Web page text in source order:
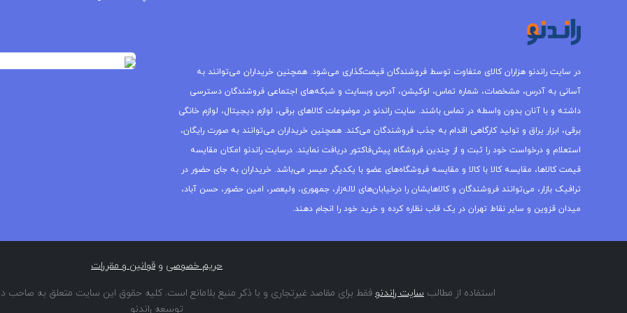
در سایت راندنو هزاران کالای متفاوت توسط فروشندگان قیمت‌گذاری می‌شود. همچنین خریداران می‌توانند به
آسانی به آدرس، مشخصات، شماره تماس، لوکیشن، آدرس وبسایت و شبکه‌های اجتماعی فروشندگان دسترسی
داشته و با آنان بدون واسطه در تماس باشند. سایت راندنو در موضوعات کالاهای برقی، لوازم دیجیتال، لوازم خانگی
برقی، ابزار یراق و تولید کارگاهی اقدام به جذب فروشندگان می‌کند. همچنین خریداران می‌توانند به صورت رایگان،
استعلام و درخواست خود را ثبت و از چندین فروشگاه پیش‌فاکتور دریافت نمایند. درسایت راندنو امکان مقایسه
قیمت کالاها، مقایسه کالا با کالا و مقایسه فروشگاه‌های عضو با یکدیگر میسر می‌باشد. خریداران به جای حضور در
ترافیک بازار، می‌توانند فروشندگان و کالاهایشان را درخیابان‌های لاله‌زار، جمهوری، ولیعصر، امین حضور، حسن آباد،
میدان قزوین و سایر نقاط تهران در یک قاب نظاره کرده و خرید خود را انجام دهند.
حریم خصوصی و قوانین و مقررات
استفاده از مطالب سایت راندنو فقط برای مقاصد غیرتجاری و با ذکر منبع بلامانع است. کلیه حقوق این سایت متعلق به
توسعه راندنو